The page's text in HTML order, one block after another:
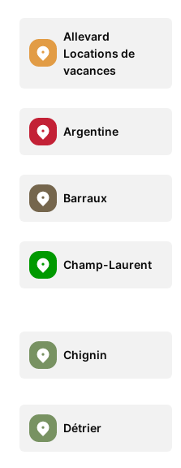
Allevard
Locations de
vacances
Argentine
Barraux
Champ-Laurent
Chignin
Détrier